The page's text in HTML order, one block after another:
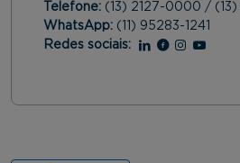
Telefone: (13) 2127-0000 /
WhatsApp: (11) 95283-1241
Redes sociais:
Linkedin
Facebook